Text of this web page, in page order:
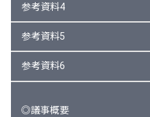
参考資料4
参考資料5
参考資料6
◎議事概要